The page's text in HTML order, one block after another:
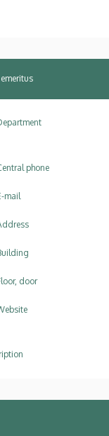
phone
mail
door